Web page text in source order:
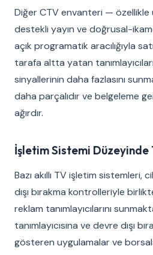
Diğer CTV envanteri — özellikle
destekli yayın ve doğrusal-
açık programatik aracılığıyla
tarafa altta yatan
sinyallerinin daha fazlasını
daha parçalıdır ve belgeleme
ağırdır.
İşletim Sistemi Düzeyinde
Bazı akıllı TV işletim sistemleri,
dışı bırakma kontrolleriyle
reklam tanımlayıcılarını
tanımlayıcısına ve devre dışı
gösteren uygulamalar ve